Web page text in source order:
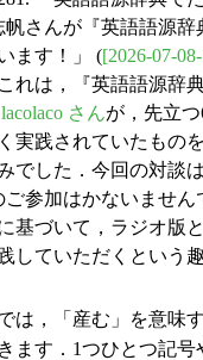
帆さんが『英語語源辞
ます！」 ([2026-07-
れは，『英語語源辞
lacolaco さんが，先立
実践されていたもの
でした．今回の対談
ご参加はかないません
基づいて，ラジオ版
していただくという
は，「産む」を意味
ます．1つひとつ記号